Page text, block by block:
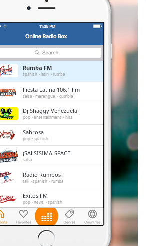
Rumba FM
spanish latin rumba
Fiesta Latina 106.1 Fm
salsa merengue cumbia
Dj Shaggy Venezuela
pop entertainment hits
Sabrosa
pop spanish
¡SALSISIMA-SPACE!
salsa
Radio Rumbos
talk spanish rumba
Exitos FM
pop news spanish
Tama Stereo
dance pop news talk spots
RadioBaladasyalgomas
adult contemporary